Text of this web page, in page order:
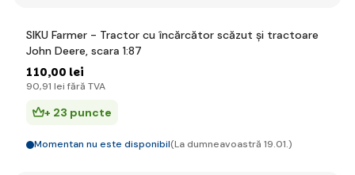
SIKU Farmer - Tractor cu încărcător scăzut și tractoare
John Deere, scara 1:87
110,00 lei
90,91 lei fără TVA
+ 23 puncte
Momentan nu este disponibil(La dumneavoastră 19.01.)